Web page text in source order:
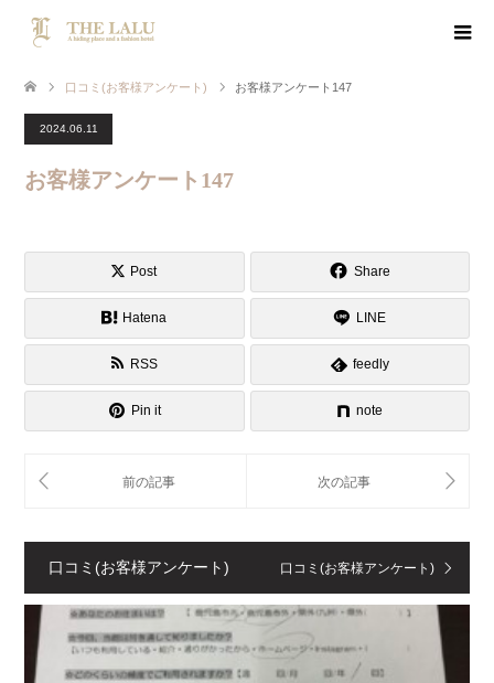
口コミ(お客様アンケート) お客様アンケート147
2024.06.11
お客様アンケート147
Post Share
Hatena LINE
RSS feedly
Pin it note
口コミ(お客様アンケート) 口コミ(お客様アンケート)